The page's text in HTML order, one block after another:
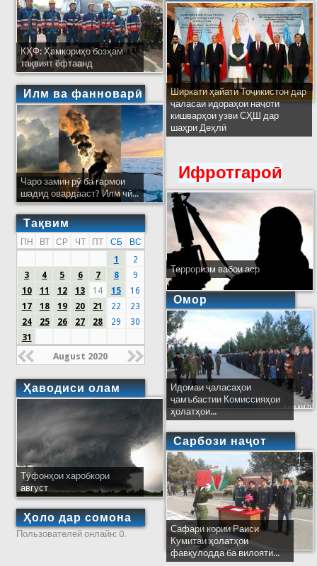
КҲФ: Ҳамкориҳо бозҳам
тақвият ёфтаанд
Илм ва фанноварӣ
Чаро замин рӯ ба гармои
шадид овардааст? Илм чӣ...
Тақвим
ПН ВТ СР ЧТ ПТ СБ
ВС
1
2
3
4 5 6 7 8
9
10
11 12 13 14 15
16
17
18 19 20 21 22
23
24
25 26 27 28 29
30
31
August 2020
Ҳаводиси олам
Тӯфонҳои харобкори
август
Ҳоло дар сомона
Пользователей онлайн: 0.
Ширкати ҳайати Тоҷикистон дар
ҷаласаи идораҳои наҷоти
кишварҳои узви СҲШ дар
шаҳри Деҳлӣ
Ифротгароӣ
Терроризм вабои аср
Омор
Идомаи ҷаласаҳои
ҷамъбастии Комиссияҳои
ҳолатҳои...
Сарбози наҷот
Сафари кории Раиси
Кумитаи ҳолатҳои
фавқулодда ба вилояти...